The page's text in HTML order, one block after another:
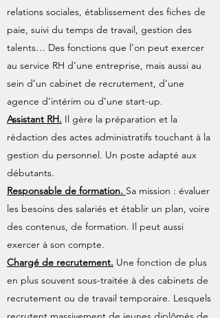
relations sociales, établissement des fiches de
paie, suivi du temps de travail, gestion des
talents… Des fonctions que l’on peut exercer
au service RH d’une entreprise, mais aussi au
sein d’un cabinet de recrutement, d’une
agence d’intérim ou d’une start-up.
Assistant RH. Il gère la préparation et la
rédaction des actes administratifs touchant à la
gestion du personnel. Un poste adapté aux
débutants.
Responsable de formation. Sa mission : évaluer
les besoins des salariés et établir un plan, voire
des contenus, de formation. Il peut aussi
exercer à son compte.
Chargé de recrutement. Une fonction de plus
en plus souvent sous-traitée à des cabinets de
recrutement ou de travail temporaire. Lesquels